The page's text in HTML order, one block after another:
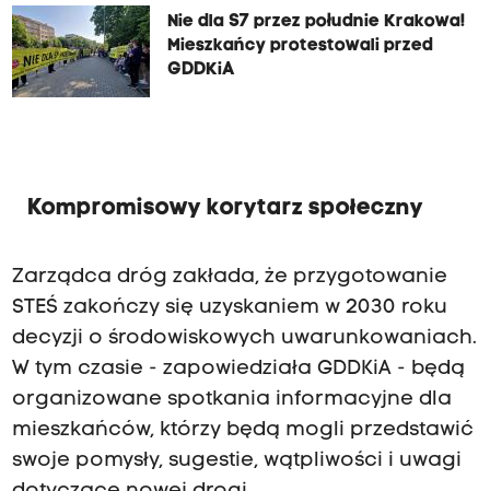
Nie dla S7 przez południe Krakowa!
Mieszkańcy protestowali przed
GDDKiA
Kompromisowy korytarz społeczny
Zarządca dróg zakłada, że przygotowanie
STEŚ zakończy się uzyskaniem w 2030 roku
decyzji o środowiskowych uwarunkowaniach.
W tym czasie - zapowiedziała GDDKiA - będą
organizowane spotkania informacyjne dla
mieszkańców, którzy będą mogli przedstawić
swoje pomysły, sugestie, wątpliwości i uwagi